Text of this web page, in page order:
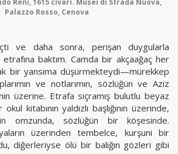
Palazzo Rosso, Cenova
ve daha sonra, perişan duygularla
etrafına baktım. Camda bir akçaağaç her
bir yansıma düşürmekteydi—mürekkep
ve notlarımın, sözlüğün ve Aziz
üzerine. Etrafa sıçramış bulutlu beyaz
kitabının yaldızlı başlığının üzerinde,
omzunda, sözlüğün bir köşesinde.
üzerinden tembelce, kurşuni bir
diğerleriyse ölü bir balığın gözleri gibi